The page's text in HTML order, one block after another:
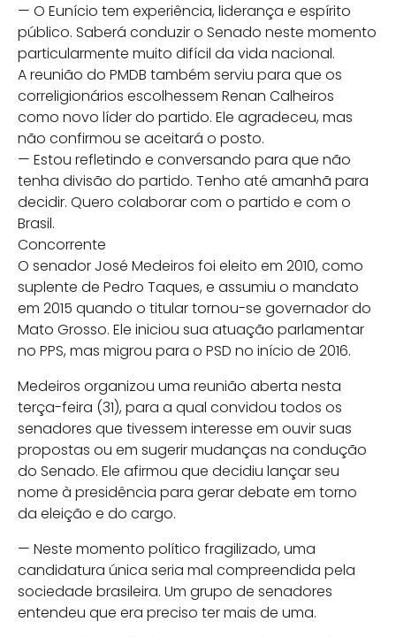
— O Eunício tem experiência, liderança e espírito
público. Saberá conduzir o Senado neste momento
particularmente muito difícil da vida nacional.
A reunião do PMDB também serviu para que os
correligionários escolhessem Renan Calheiros
como novo líder do partido. Ele agradeceu, mas
não confirmou se aceitará o posto.
— Estou refletindo e conversando para que não
tenha divisão do partido. Tenho até amanhã para
decidir. Quero colaborar com o partido e com o
Brasil.
Concorrente
O senador José Medeiros foi eleito em 2010, como
suplente de Pedro Taques, e assumiu o mandato
em 2015 quando o titular tornou-se governador do
Mato Grosso. Ele iniciou sua atuação parlamentar
no PPS, mas migrou para o PSD no início de 2016.
Medeiros organizou uma reunião aberta nesta
terça-feira (31), para a qual convidou todos os
senadores que tivessem interesse em ouvir suas
propostas ou em sugerir mudanças na condução
do Senado. Ele afirmou que decidiu lançar seu
nome à presidência para gerar debate em torno
da eleição e do cargo.
— Neste momento político fragilizado, uma
candidatura única seria mal compreendida pela
sociedade brasileira. Um grupo de senadores
entendeu que era preciso ter mais de uma.